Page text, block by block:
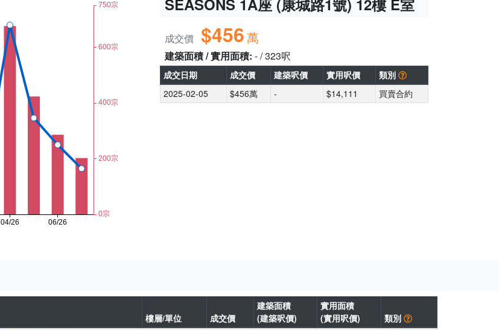
SEASONS 1A座 (康城路1號) 12樓 E室
成交價 $456萬
建築面積 / 實用面積: - / 323呎
成交日期 成交價 建築呎價 實用呎價
類別
2025-02-05
$456萬 - $14,111 買賣合約
樓層/單位 成交價
建築面積
(建築呎價)
實用面積
(實用呎價)
類別